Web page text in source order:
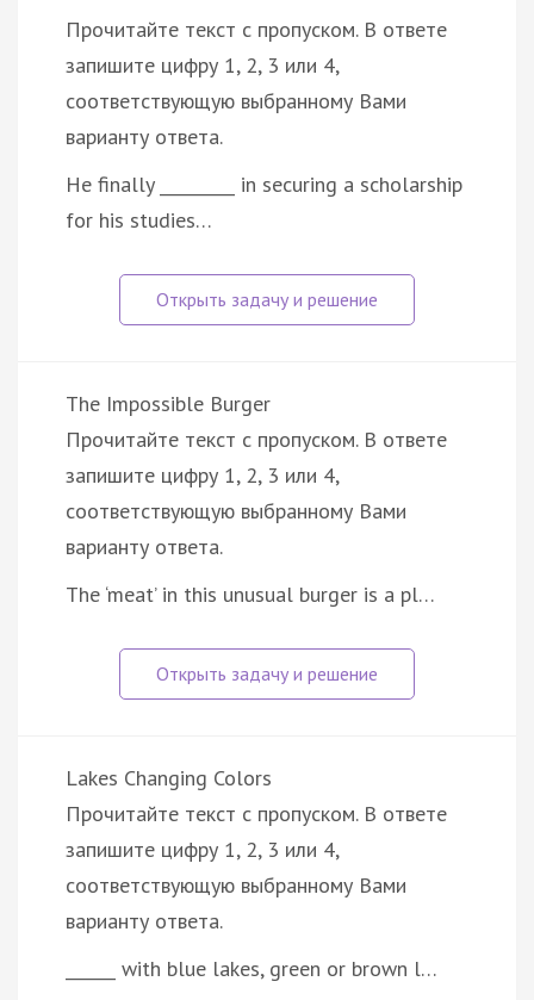
Прочитайте текст с пропуском. В ответе
запишите цифру 1, 2, 3 или 4,
соответствующую выбранному Вами
варианту ответа.
He finally _________ in securing a scholarship
for his studies…
The Impossible Burger
Прочитайте текст с пропуском. В ответе
запишите цифру 1, 2, 3 или 4,
соответствующую выбранному Вами
варианту ответа.
The ‘meat’ in this unusual burger is a pl…
Lakes Changing Colors
Прочитайте текст с пропуском. В ответе
запишите цифру 1, 2, 3 или 4,
соответствующую выбранному Вами
варианту ответа.
______ with blue lakes, green or brown l…